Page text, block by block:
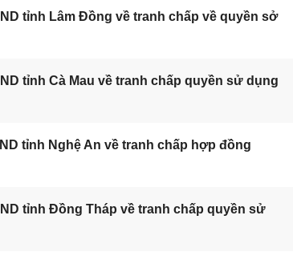
tỉnh Lâm Đồng về tranh chấp về quyền sở
tỉnh Cà Mau về tranh chấp quyền sử dụng
tỉnh Nghệ An về tranh chấp hợp đồng
tỉnh Đồng Tháp về tranh chấp quyền sử